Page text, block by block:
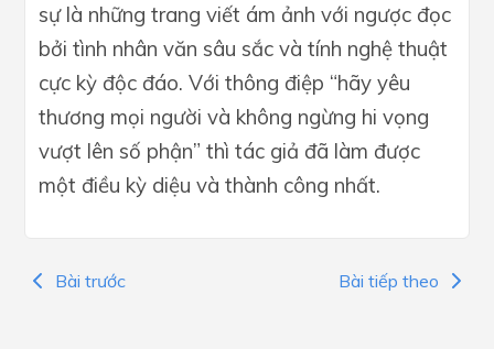
sự là những trang viết ám ảnh với ngược đọc
bởi tình nhân văn sâu sắc và tính nghệ thuật
cực kỳ độc đáo. Với thông điệp “hãy yêu
thương mọi người và không ngừng hi vọng
vượt lên số phận” thì tác giả đã làm được
một điều kỳ diệu và thành công nhất.
Bài trước Bài tiếp theo